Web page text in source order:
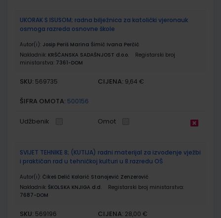
UKORAK S ISUSOM; radna bilježnica za katolički vjeronauk
osmoga razreda osnovne škole
Autor(i): Josip Periš Marina Šimić Ivana Perčić
Nakladnik: KRŠĆANSKA SADAŠNJOST d.o.o.
Registarski broj
ministarstva: 7361-DOM
SKU: 569735 CIJENA: 9,64 €
ŠIFRA OMOTA: 500156
Udžbenik Omot
SVIJET TEHNIKE 8; (KUTIJA) radni materijal za izvođenje vježbi
i praktičan rad u tehničkoj kulturi u 8.razredu OŠ
Autor(i): Čikeš Delić Kolarić Stanojević Zenzerović
Nakladnik: ŠKOLSKA KNJIGA d.d.
Registarski broj ministarstva:
7687-DOM
SKU: 569196 CIJENA: 28,00 €